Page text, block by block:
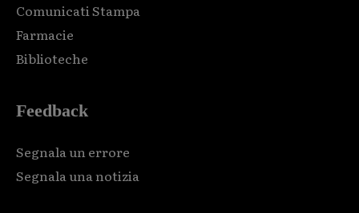
Comunicati Stampa
Farmacie
Biblioteche
Feedback
Segnala un errore
Segnala una notizia